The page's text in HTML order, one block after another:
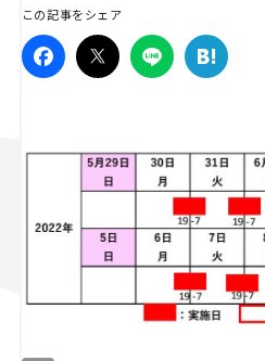
この記事をシェア
Series
Campaign
スズキ ジムニー｜Suzuki Jimny
マツダ｜Mazda
マツダ ロー